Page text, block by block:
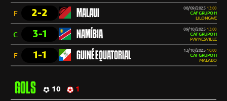
F 2-2 MALAUI 08/09/2025 13:00
CAF GRUPO H
LILONGWE
C 3-1 NAMÍBIA 09/10/2025 13:00
CAF GRUPO H
PAYNESVILLE
F 1-1 GUINÉ EQUATORIAL 13/10/2025 10:00
CAF GRUPO H
MALABO
GOLS 10 1